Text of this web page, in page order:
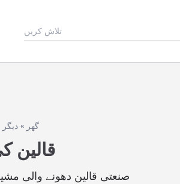
گھر »
قالین
صنعتی قالین دھونے والی